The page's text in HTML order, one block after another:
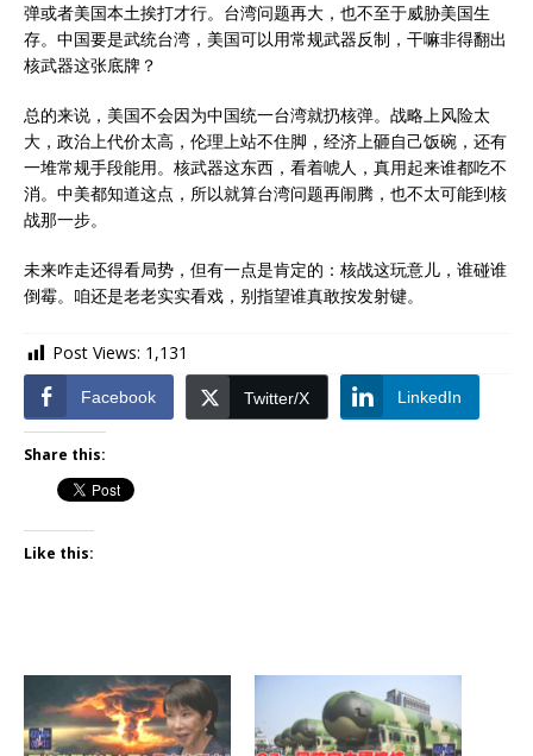
弹或者美国本土挨打才行。台湾问题再大，也不至于威胁美国生
存。中国要是武统台湾，美国可以用常规武器反制，干嘛非得翻出
核武器这张底牌？
总的来说，美国不会因为中国统一台湾就扔核弹。战略上风险太
大，政治上代价太高，伦理上站不住脚，经济上砸自己饭碗，还有
一堆常规手段能用。核武器这东西，看着唬人，真用起来谁都吃不
消。中美都知道这点，所以就算台湾问题再闹腾，也不太可能到核
战那一步。
未来咋走还得看局势，但有一点是肯定的：核战这玩意儿，谁碰谁
倒霉。咱还是老老实实看戏，别指望谁真敢按发射键。
Post Views: 1,131
Facebook Twitter/X LinkedIn
Share this:
Like this: